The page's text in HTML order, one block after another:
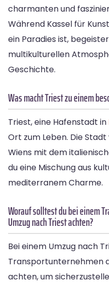
charmanten und
Während Kassel für
ein Paradies ist,
multikulturellen
Geschichte.
Was macht Triest zu einem
Triest, eine Hafenstadt in
Ort zum Leben. Die
Wiens mit dem
du eine Mischung aus
mediterranem Charme.
Worauf solltest du bei einem
Umzug nach Triest achten?
Bei einem Umzug nach
Transportunternehmen
achten, um